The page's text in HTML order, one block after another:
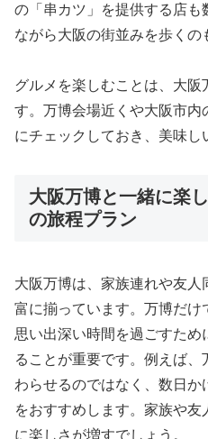
の「串カツ」を提供する店
ながら大阪の街並みを歩くの
グルメを楽しむことは、大
す。万博会場近くや大阪市
にチェックしておき、美味し
大阪万博と一緒に楽
の旅程プラン
大阪万博は、家族連れや友
富に揃っています。万博だけ
思い出深い時間を過ごすた
ることが重要です。例えば
わらせるのではなく、数日か
をおすすめします。家族や
に楽しさが増すでしょう。